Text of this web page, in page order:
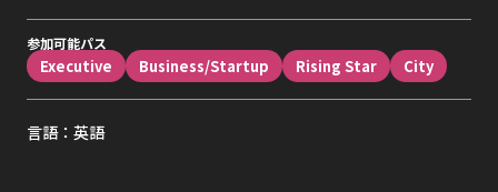
参加可能パス
Executive Business/Startup Rising Star City
言語：英語